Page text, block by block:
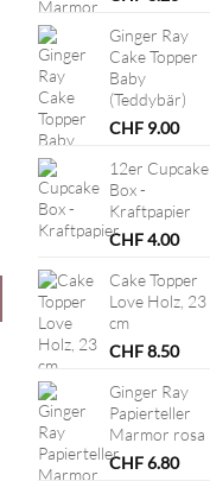
Ginger Ray
Cake Topper
Baby
(Teddybär)
CHF 9.00
12er Cupcake
Box -
Kraftpapier
CHF4.00
Cake Topper
Love Holz, 23
cm
CHF8.50
Ginger Ray
Papierteller
Marmor rosa
CHF6.80